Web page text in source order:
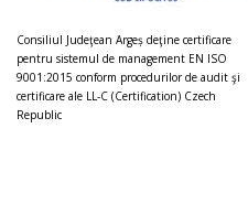
Consiliul Judeţean Argeș deţine certificare
pentru sistemul de management EN ISO
9001:2015 conform procedurilor de audit şi
certificare ale LL-C (Certification) Czech
Republic